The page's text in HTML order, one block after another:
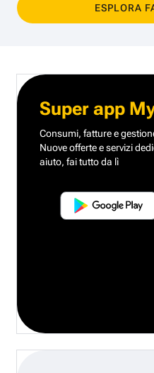
ESPLORA
Super app
Consumi, fatture e
Nuove offerte e servizi
aiuto, fai tutto da lì